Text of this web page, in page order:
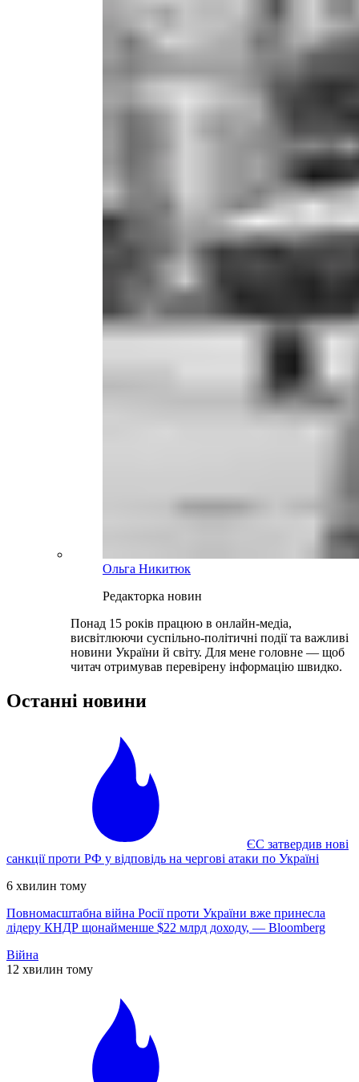
Ольга Никитюк
Редакторка новин
Понад 15 років працюю в онлайн-медіа,
висвітлюючи суспільно-політичні події та важливі
новини України й світу. Для мене головне — щоб
читач отримував перевірену інформацію швидко.
Останні новини
ЄС затвердив нові
санкції проти РФ у відповідь на чергові атаки по Україні
6 хвилин тому
Повномасштабна війна Росії проти України вже принесла
лідеру КНДР щонайменше $22 млрд доходу, — Bloomberg
Війна
12 хвилин тому